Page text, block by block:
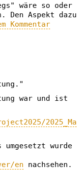
wäre so oder
Den Aspekt dazu
Kommentar
war und ist
2025_Ma
wurde
en nachsehen.